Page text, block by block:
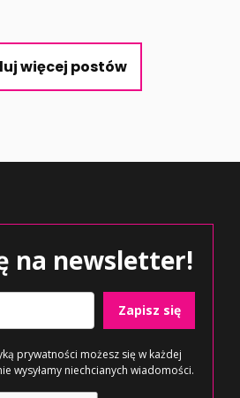
więcej postów
na newsletter!
Zapisz się
prywatności możesz się w każdej
wysyłamy niechcianych wiadomości.